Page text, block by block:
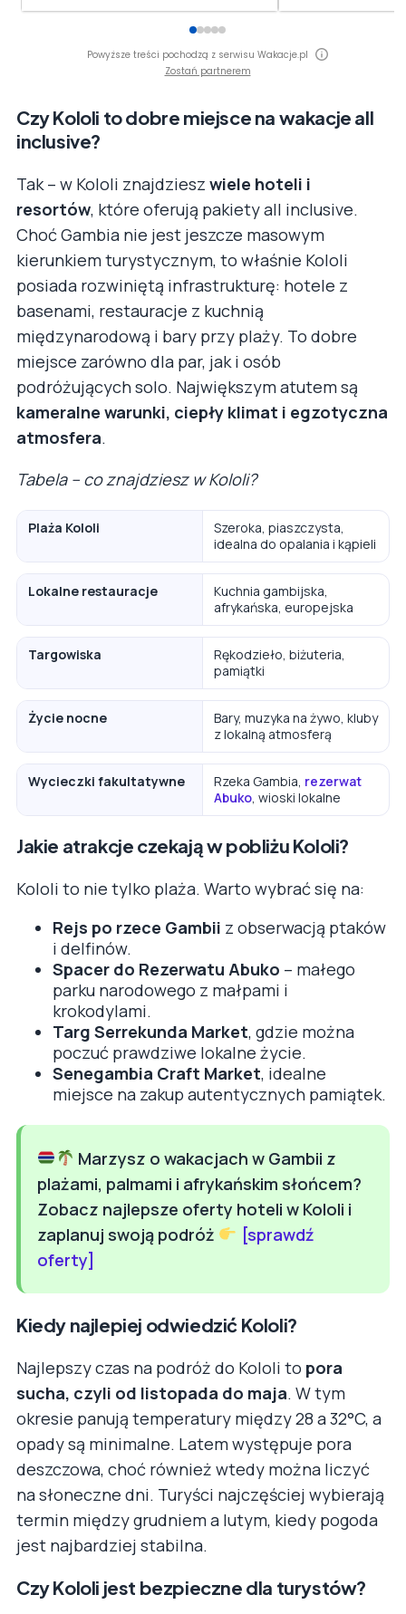
Powyższe treści pochodzą z serwisu Wakacje.pl
Zostań partnerem
Czy Kololi to dobre miejsce na wakacje all
inclusive?
Tak – w Kololi znajdziesz wiele hoteli i
resortów, które oferują pakiety all inclusive.
Choć Gambia nie jest jeszcze masowym
kierunkiem turystycznym, to właśnie Kololi
posiada rozwiniętą infrastrukturę: hotele z
basenami, restauracje z kuchnią
międzynarodową i bary przy plaży. To dobre
miejsce zarówno dla par, jak i osób
podróżujących solo. Największym atutem są
kameralne warunki, ciepły klimat i egzotyczna
atmosfera.
Tabela – co znajdziesz w Kololi?
Plaża Kololi
Szeroka, piaszczysta,
idealna do opalania i kąpieli
Lokalne restauracje
Kuchnia gambijska,
afrykańska, europejska
Targowiska
Rękodzieło, biżuteria,
pamiątki
Życie nocne
Bary, muzyka na żywo, kluby
z lokalną atmosferą
Wycieczki fakultatywne Rzeka Gambia, rezerwat
Abuko , wioski lokalne
Jakie atrakcje czekają w pobliżu Kololi?
Kololi to nie tylko plaża. Warto wybrać się na:
Rejs po rzece Gambii z obserwacją ptaków
i delfinów.
Spacer do Rezerwatu Abuko – małego
parku narodowego z małpami i
krokodylami.
Targ Serrekunda Market, gdzie można
poczuć prawdziwe lokalne życie.
Senegambia Craft Market, idealne
miejsce na zakup autentycznych pamiątek.
Marzysz o wakacjach w Gambii z
plażami, palmami i afrykańskim słońcem?
Zobacz najlepsze oferty hoteli w Kololi i
zaplanuj swoją podróż
[sprawdź
oferty]
Kiedy najlepiej odwiedzić Kololi?
Najlepszy czas na podróż do Kololi to pora
sucha, czyli od listopada do maja. W tym
okresie panują temperatury między 28 a 32°C, a
opady są minimalne. Latem występuje pora
deszczowa, choć również wtedy można liczyć
na słoneczne dni. Turyści najczęściej wybierają
termin między grudniem a lutym, kiedy pogoda
jest najbardziej stabilna.
Czy Kololi jest bezpieczne dla turystów?